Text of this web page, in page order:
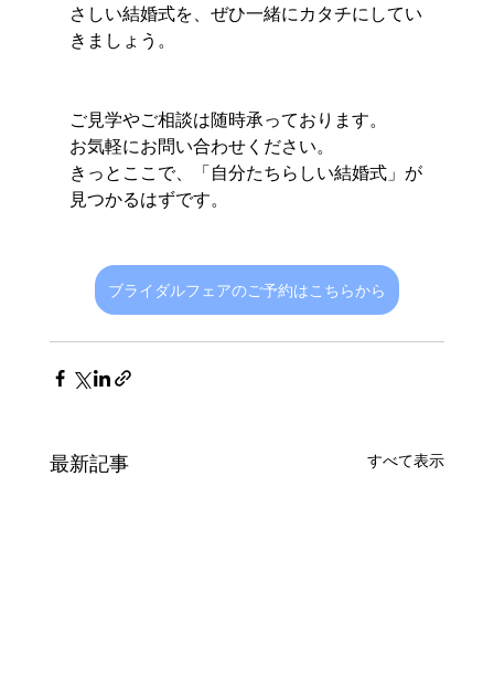
さしい結婚式を、ぜひ一緒にカタチにしてい
きましょう。
ご見学やご相談は随時承っております。
お気軽にお問い合わせください。
きっとここで、「自分たちらしい結婚式」が
見つかるはずです。
ブライダルフェアのご予約はこちらから
最新記事 すべて表示